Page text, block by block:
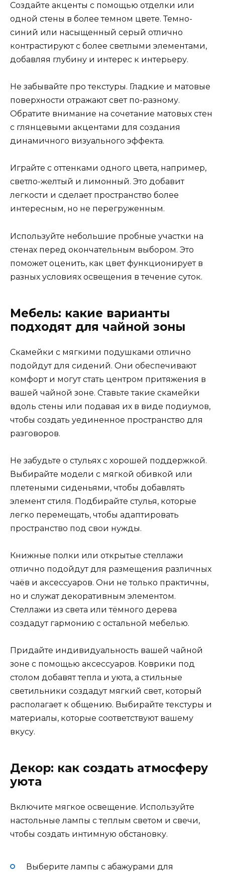
Создайте акценты с помощью отделки или
одной стены в более темном цвете. Темно-
синий или насыщенный серый отлично
контрастируют с более светлыми элементами,
добавляя глубину и интерес к интерьеру.
Не забывайте про текстуры. Гладкие и матовые
поверхности отражают свет по-разному.
Обратите внимание на сочетание матовых стен
с глянцевыми акцентами для создания
динамичного визуального эффекта.
Играйте с оттенками одного цвета, например,
светло-желтый и лимонный. Это добавит
легкости и сделает пространство более
интересным, но не перегруженным.
Используйте небольшие пробные участки на
стенах перед окончательным выбором. Это
поможет оценить, как цвет функционирует в
разных условиях освещения в течение суток.
Мебель: какие варианты
подходят для чайной зоны
Скамейки с мягкими подушками отлично
подойдут для сидений. Они обеспечивают
комфорт и могут стать центром притяжения в
вашей чайной зоне. Ставьте такие скамейки
вдоль стены или подавая их в виде подиумов,
чтобы создать уединенное пространство для
разговоров.
Не забудьте о стульях с хорошей поддержкой.
Выбирайте модели с мягкой обивкой или
плетеными сиденьями, чтобы добавлять
элемент стиля. Подбирайте стулья, которые
легко перемещать, чтобы адаптировать
пространство под свои нужды.
Книжные полки или открытые стеллажи
отлично подойдут для размещения различных
чаёв и аксессуаров. Они не только практичны,
но и служат декоративным элементом.
Стеллажи из света или тёмного дерева
создадут гармонию с остальной мебелью.
Придайте индивидуальность вашей чайной
зоне с помощью аксессуаров. Коврики под
столом добавят тепла и уюта, а стильные
светильники создадут мягкий свет, который
располагает к общению. Выбирайте текстуры и
материалы, которые соответствуют вашему
вкусу.
Декор: как создать атмосферу
уюта
Включите мягкое освещение. Используйте
настольные лампы с теплым светом и свечи,
чтобы создать интимную обстановку.
Выберите лампы с абажурами для